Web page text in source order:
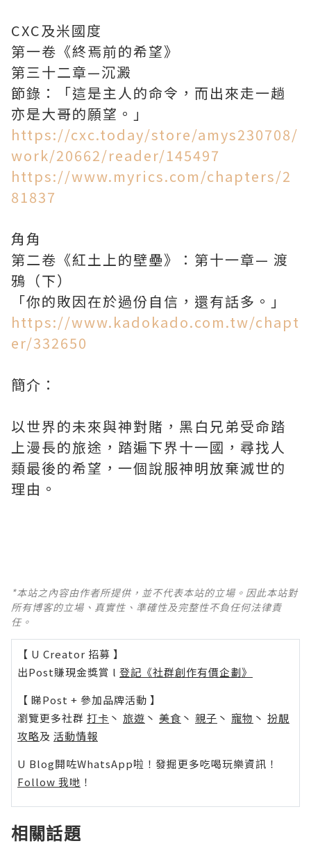
CXC及米國度
第一卷《終焉前的希望》
第三十二章—沉澱
節錄：「這是主人的命令，而出來走一趟
亦是大哥的願望。」
https://cxc.today/store/amys230708/
work/20662/reader/145497
https://www.myrics.com/chapters/2
81837
角角
第二卷《紅土上的壁壘》：第十一章— 渡
鴉（下）
「你的敗因在於過份自信，還有話多。」
https://www.kadokado.com.tw/chapt
er/332650
簡介：
以世界的未來與神對賭，黑白兄弟受命踏
上漫長的旅途，踏遍下界十一國，尋找人
類最後的希望，一個說服神明放棄滅世的
理由。
*本站之內容由作者所提供，並不代表本站的立場。因此本站對
所有博客的立場、真實性、準確性及完整性不負任何法律責
任。
【 U Creator 招募 】
出Post賺現金獎賞 l 登記《社群創作有價企劃》
【 睇Post + 參加品牌活動 】
瀏覽更多社群 打卡 丶 旅遊 丶 美食 丶 親子 丶 寵物 丶 扮靚
攻略及 活動情報
U Blog開咗WhatsApp啦！發掘更多吃喝玩樂資訊！
Follow 我哋 ！
相關話題